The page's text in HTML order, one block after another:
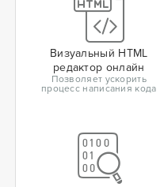
Визуальный HTML
редактор онлайн
Позволяет ускорить
процесс написания кода